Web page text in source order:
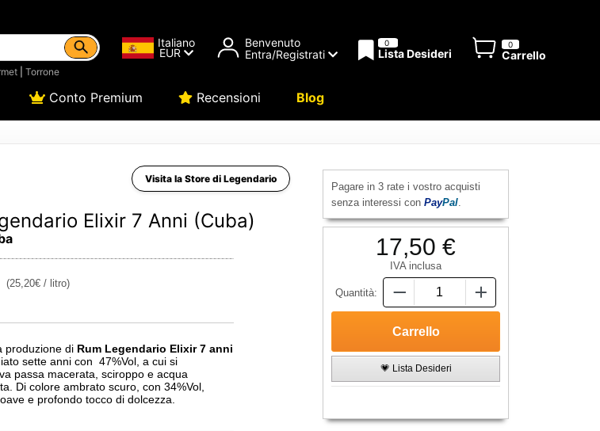
| Torrone
Italiano
EUR
Benvenuto
Entra/Registrati
0
Lista Desideri
0
Carrello
Conto Premium Recensioni Blog
Visita la Store di Legendario
Elixir 7 Anni (Cuba)
(25,20€ / litro)
produzione di Rum Legendario Elixir 7 anni
sette anni con 47%Vol, a cui si
passa macerata, sciroppo e acqua
Di colore ambrato scuro, con 34%Vol,
e profondo tocco di dolcezza.
Pagare in 3 rate i vostro acquisti
senza interessi con PayPal.
17,50 €
IVA inclusa
Quantità:
💗 Lista Desideri